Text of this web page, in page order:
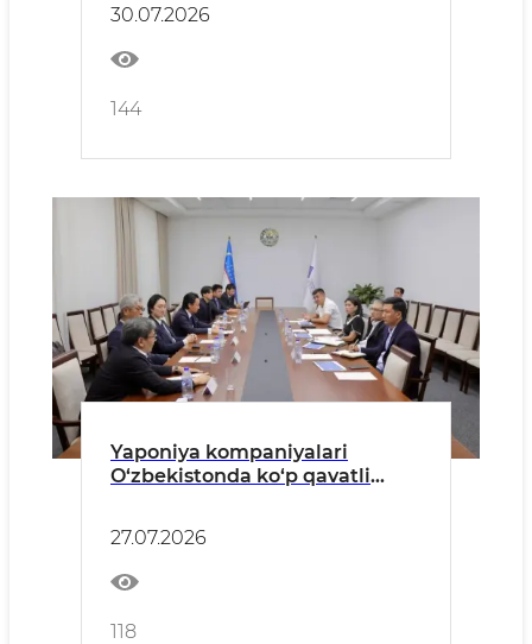
30.07.2026
144
Yaponiya kompaniyalari
O‘zbekistonda ko‘p qavatli
bildirmoqda
27.07.2026
118